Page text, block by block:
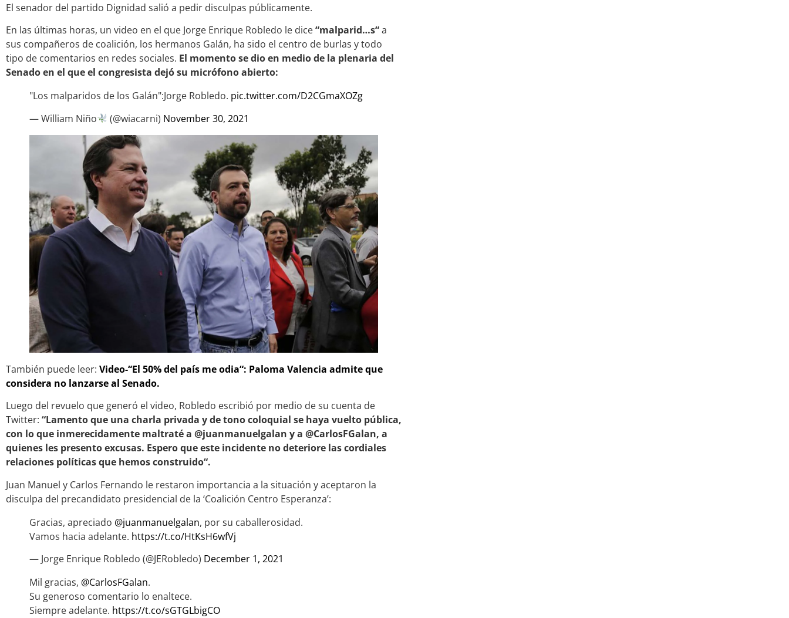
El senador del partido Dignidad salió a pedir disculpas públicamente.
En las últimas horas, un video en el que Jorge Enrique Robledo le dice“malparid…s“a
sus compañeros de coalición, los hermanos Galán, ha sido el centro de burlas y todo
tipo de comentarios en redes sociales. El momento se dio en medio de la plenaria del
Senado en el que el congresista dejó su micrófono abierto:
"Los malparidos de los Galán":Jorge Robledo. pic.twitter.com/D2CGmaXOZg
— William Niño
(@wiacarni) November 30, 2021
También puede leer: Video-“El 50% del país me odia“: Paloma Valencia admite que
considera no lanzarse al Senado.
Luego del revuelo que generó el video, Robledo escribió por medio de su cuenta de
Twitter: “Lamento que una charla privada y de tono coloquial se haya vuelto pública,
con lo que inmerecidamente maltraté a @juanmanuelgalan y a @CarlosFGalan, a
quienes les presento excusas. Espero que este incidente no deteriore las cordiales
relaciones políticas que hemos construido“.
Juan Manuel y Carlos Fernando le restaron importancia a la situación y aceptaron la
disculpa del precandidato presidencial de la ‘Coalición Centro Esperanza’:
Gracias, apreciado @juanmanuelgalan, por su caballerosidad.
Vamos hacia adelante. https://t.co/HtKsH6wfVj
— Jorge Enrique Robledo (@JERobledo) December 1, 2021
Mil gracias, @CarlosFGalan.
Su generoso comentario lo enaltece.
Siempre adelante. https://t.co/sGTGLbigCO